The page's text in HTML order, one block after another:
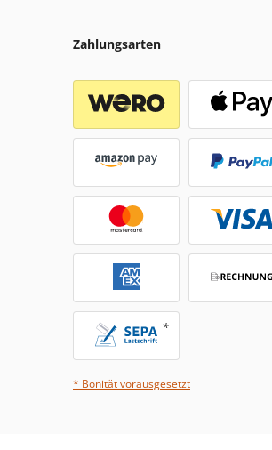
Zahlungsarten
* Bonität vorausgesetzt